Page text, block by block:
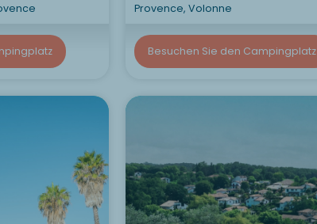
Provence, Volonne
Besuchen Sie den Campingplatz